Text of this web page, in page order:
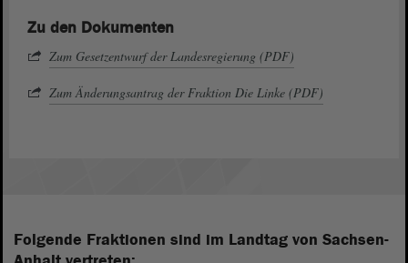
Zu den Dokumenten
Zum Gesetzentwurf der Landesregierung (PDF)
Zum Änderungsantrag der Fraktion Die Linke (PDF)
Folgende Fraktionen sind im Landtag von Sachsen-